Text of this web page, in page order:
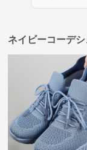
ネイビーコーデ